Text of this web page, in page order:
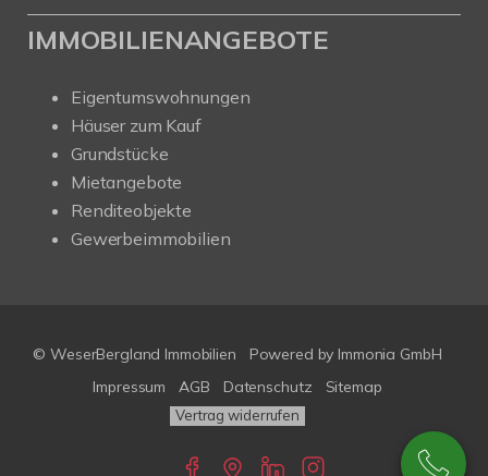
IMMOBILIENANGEBOTE
Eigentumswohnungen
Häuser zum Kauf
Grundstücke
Mietangebote
Renditeobjekte
Gewerbeimmobilien
© WeserBergland Immobilien Powered by Immonia GmbH
Impressum
AGB Datenschutz Sitemap
Vertrag widerrufen